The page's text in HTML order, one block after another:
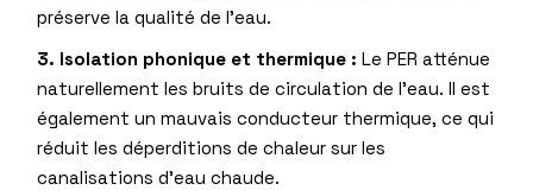
préserve la qualité de l’eau.
3. Isolation phonique et thermique : Le PER atténue
naturellement les bruits de circulation de l’eau. Il est
également un mauvais conducteur thermique, ce qui
réduit les déperditions de chaleur sur les
canalisations d’eau chaude.